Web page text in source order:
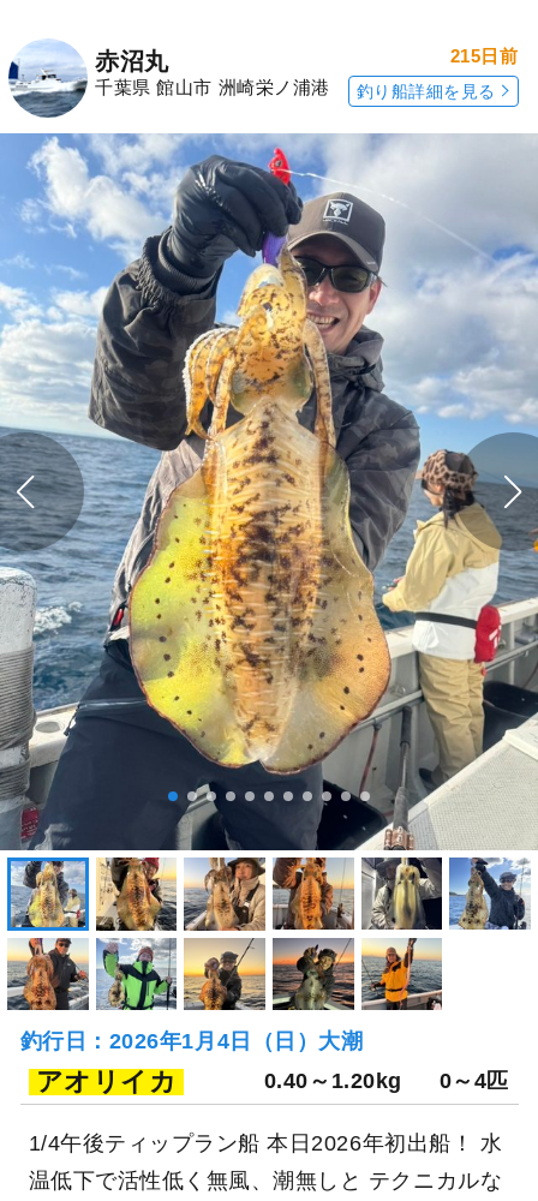
赤沼丸
千葉県 館山市 洲崎栄ノ浦港
215日前
釣り船詳細を見る
釣行日：2026年1月4日（日）大潮
アオリイカ 0.40～1.20kg 0～4匹
1/4午後ティップラン船 本日2026年初出船！ 水
温低下で活性低く無風、潮無しと テクニカルな